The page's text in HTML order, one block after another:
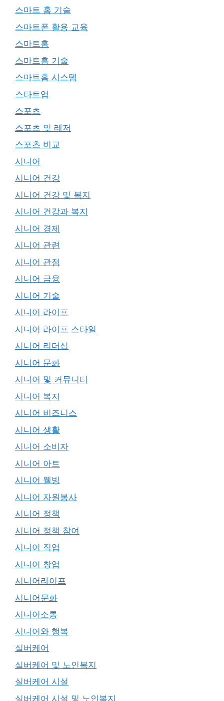
스마트 홈 기술
스마트폰 활용 교육
스마트홈
스마트홈 기술
스마트홈 시스템
스타트업
스포츠
스포츠 및 레저
스포츠 비교
시니어
시니어 건강
시니어 건강 및 복지
시니어 건강과 복지
시니어 경제
시니어 관련
시니어 관점
시니어 금융
시니어 기술
시니어 라이프
시니어 라이프 스타일
시니어 리더십
시니어 문화
시니어 및 커뮤니티
시니어 복지
시니어 비즈니스
시니어 생활
시니어 소비자
시니어 아트
시니어 웰빙
시니어 자원봉사
시니어 정책
시니어 정책 참여
시니어 직업
시니어 창업
시니어라이프
시니어문화
시니어소통
시니어와 행복
실버케어
실버케어 및 노인복지
실버케어 시설
실버케어 시설 및 노인복지